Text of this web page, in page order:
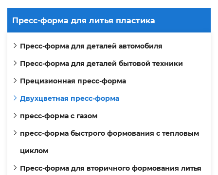
Пресс-форма для литья пластика
Пресс-форма для деталей автомобиля
Пресс-форма для деталей бытовой техники
Прецизионная пресс-форма
Двухцветная пресс-форма
пресс-форма с газом
пресс-форма быстрого формования с тепловым
циклом
Пресс-форма для вторичного формования литья